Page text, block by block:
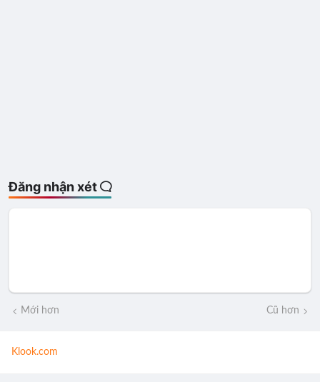
Đăng nhận xét
Mới hơn Cũ hơn
Klook.com